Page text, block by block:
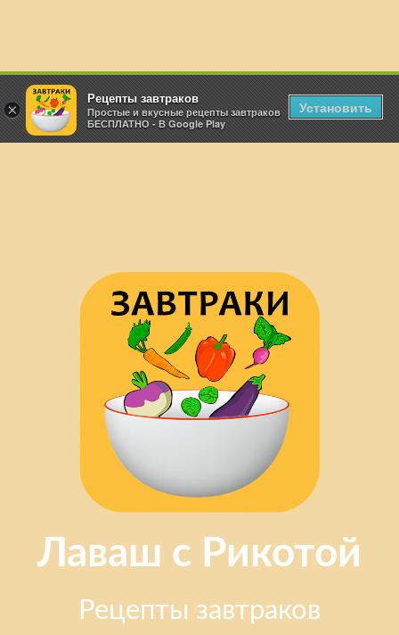
Лаваш с Рикотой
Рецепты завтраков
×
Рецепты завтраков
Простые и вкусные рецепты завтраков
БЕСПЛАТНО - В Google Play
Установить